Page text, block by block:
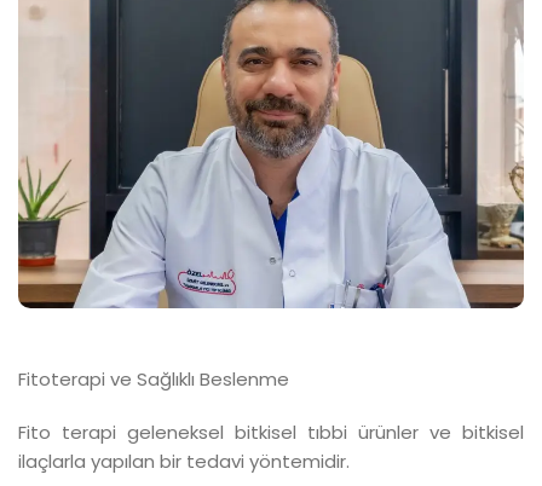
Fitoterapi ve Sağlıklı Beslenme
Fito terapi geleneksel bitkisel tıbbi ürünler ve bitkisel
ilaçlarla yapılan bir tedavi yöntemidir.